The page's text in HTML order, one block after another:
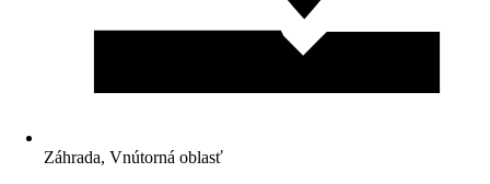
Záhrada, Vnútorná oblasť